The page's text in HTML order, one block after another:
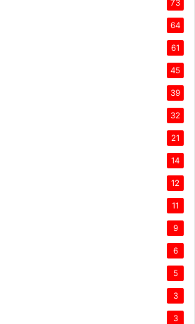
73
64
61
45
39
32
21
14
12
11
9
6
5
3
3